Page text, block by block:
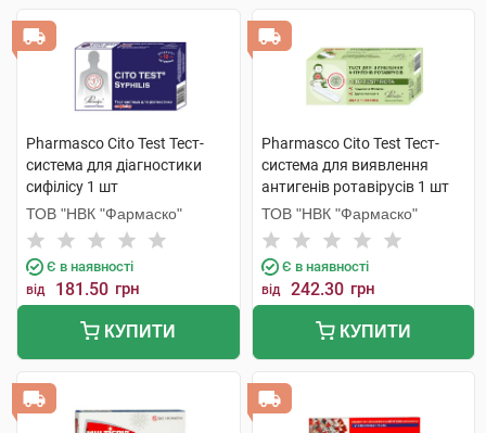
Pharmasco Cito Test Тест-
система для діагностики
cифілісу 1 шт
ТОВ "НВК "Фармаско"
Є в наявності
від 181.50 грн
КУПИТИ
Pharmasco Cito Test Тест-
система для виявлення
антигенів ротавірусів 1 шт
ТОВ "НВК "Фармаско"
Є в наявності
від 242.30 грн
КУПИТИ